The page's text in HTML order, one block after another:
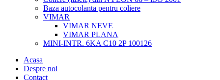
Baza autocolanta pentru coliere
VIMAR
VIMAR NEVE
VIMAR PLANA
MINI-INTR. 6KA C10 2P 100126
Acasa
Despre noi
Contact